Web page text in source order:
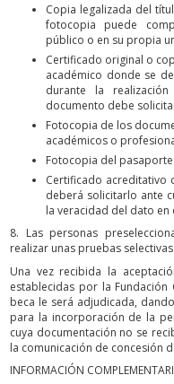
Copia legalizada del
fotocopia puede
público o en su propia
Certificado original o
académico donde se
durante la
documento debe
Fotocopia de los
académicos o
Fotocopia del
Certificado acreditativo
deberá solicitarlo ante
la veracidad del dato en
8. Las personas
realizar unas pruebas
Una vez recibida la
establecidas por la
beca le será adjudicada,
para la incorporación de la
cuya documentación no se
la comunicación de concesión
INFORMACIÓN